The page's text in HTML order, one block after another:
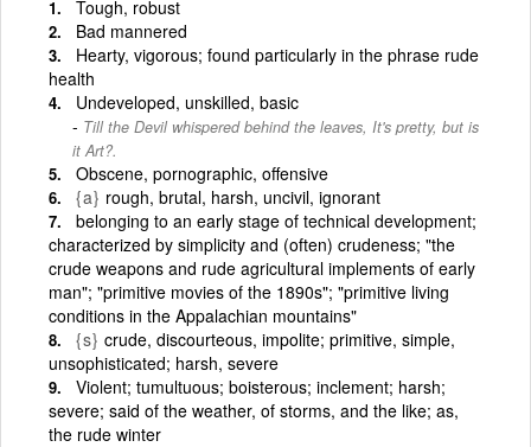
Tough, robust
Bad mannered
Hearty, vigorous; found particularly in the phrase rude
health
Undeveloped, unskilled, basic
Till the Devil whispered behind the leaves, It's pretty, but is
it Art?.
Obscene, pornographic, offensive
{a} rough, brutal, harsh, uncivil, ignorant
belonging to an early stage of technical development;
characterized by simplicity and (often) crudeness; "the
crude weapons and rude agricultural implements of early
man"; "primitive movies of the 1890s"; "primitive living
conditions in the Appalachian mountains"
{s} crude, discourteous, impolite; primitive, simple,
unsophisticated; harsh, severe
Violent; tumultuous; boisterous; inclement; harsh;
severe; said of the weather, of storms, and the like; as,
the rude winter